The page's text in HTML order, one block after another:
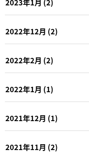
2023年1月 (2)
2022年12月 (2)
2022年2月 (2)
2022年1月 (1)
2021年12月 (1)
2021年11月 (2)